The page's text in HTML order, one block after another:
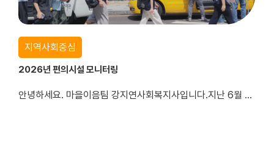
지역사회중심
2026년 편의시설 모니터링
안녕하세요. 마을이음팀 강지연사회복지사입니다.지난 6월 4일, 광양시 광양장애인복지관, 순천대학교 건축학부 이동희 교수님과 건축학부 학생 29명으로 구성된 모니터링단과 함께 ‘2026년 편의시설 모니터링’을 진행했습니다. 이번 모니터링은 ‘걷기 편한 도시 만들기’를 주제로, 장애인과 지역주민 모두가 일상 속에서 안...